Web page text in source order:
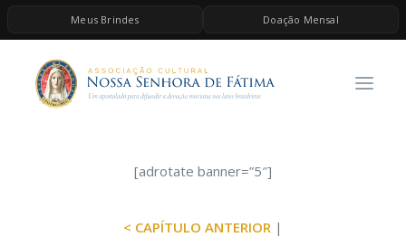
Meus Brindes Doação Mensal
HOME
A ASSOCIAÇÃO
ESPIRITUALIDADE[adrotate banner=”5″]
< CAPÍTULO ANTERIOR |